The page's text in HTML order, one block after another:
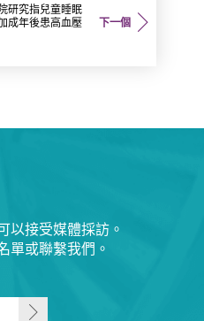
下一個
研究指兒童睡眠
成年後患高血壓
以接受媒體採訪。
單或聯繫我們。